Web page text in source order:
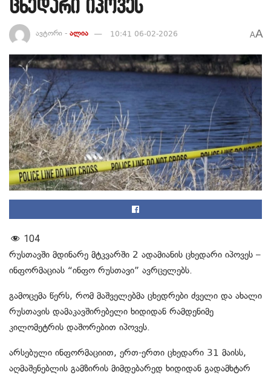
ცხედარი იპოვეს
ავტორი - ალია 10:41 06-02-2026 AA
104
რუსთავში მდინარე მტკვარში 2 ადამიანის ცხედარი იპოვეს –
ინფორმაციას “ინფო რუსთავი” ავრცელებს.
გამოცემა წერს, რომ მაშველებმა ცხედრები ძველი და ახალი
რუსთავის დამაკავშირებელი ხიდიდან რამდენიმე
კილომეტრის დაშორებით იპოვეს.
არსებული ინფორმაციით, ერთ-ერთი ცხედარი 31 მაისს,
აღმაშენებლის გამზირის მიმდებარედ ხიდიდან გადამხტარ